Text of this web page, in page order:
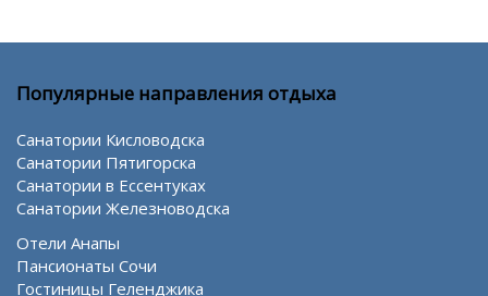
Популярные направления отдыха
Санатории Кисловодска
Санатории Пятигорска
Санатории в Ессентуках
Санатории Железноводска
Отели Анапы
Пансионаты Сочи
Гостиницы Геленджика